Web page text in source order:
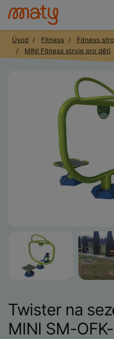
Úvod Fitness
Fitness
MINI Fitness stroje pro děti
Twister na
MINI SM-